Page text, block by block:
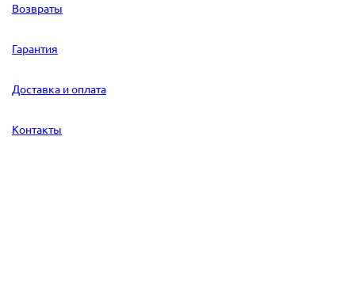
Возвраты
Гарантия
Доставка и оплата
Контакты